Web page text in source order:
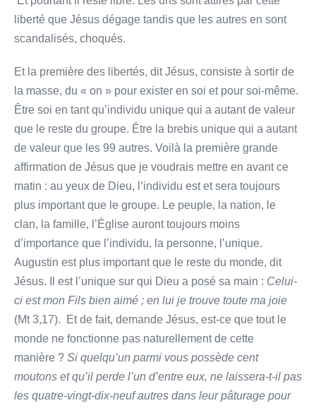
liberté que Jésus dégage tandis que les autres en sont
scandalisés, choqués.
Et la première des libertés, dit Jésus, consiste à sortir de
la masse, du « on » pour exister en soi et pour soi-même.
Être soi en tant qu’individu unique qui a autant de valeur
que le reste du groupe. Être la brebis unique qui a autant
de valeur que les 99 autres. Voilà la première grande
affirmation de Jésus que je voudrais mettre en avant ce
matin : au yeux de Dieu, l’individu est et sera toujours
plus important que le groupe. Le peuple, la nation, le
clan, la famille, l’Église auront toujours moins
d’importance que l’individu, la personne, l’unique.
Augustin est plus important que le reste du monde, dit
Jésus. Il est l’unique sur qui Dieu a posé sa main : Celui-
ci est mon Fils bien aimé ; en lui je trouve toute ma joie
(Mt 3,17). Et de fait, demande Jésus, est-ce que tout le
monde ne fonctionne pas naturellement de cette
manière ? Si quelqu’un parmi vous possède cent
moutons et qu’il perde l’un d’entre eux, ne laissera-t-il pas
les quatre-vingt-dix-neuf autres dans leur pâturage pour